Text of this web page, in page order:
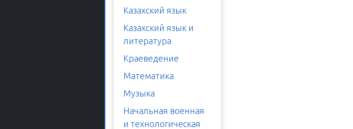
Казахский язык
Казахский язык и
литература
Краеведение
Математика
Музыка
Начальная военная
и технологическая